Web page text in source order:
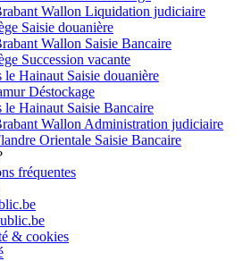
Wallon Liquidation judiciaire
Saisie douanière
Wallon Saisie Bancaire
Succession vacante
le Hainaut Saisie douanière
Déstockage
le Hainaut Saisie Bancaire
Wallon Administration judiciaire
Orientale Saisie Bancaire
fréquentes
& cookies